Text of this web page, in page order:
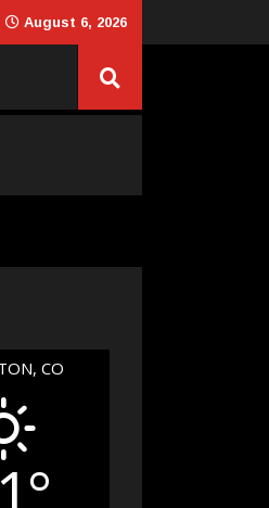
August 6, 2026
CO